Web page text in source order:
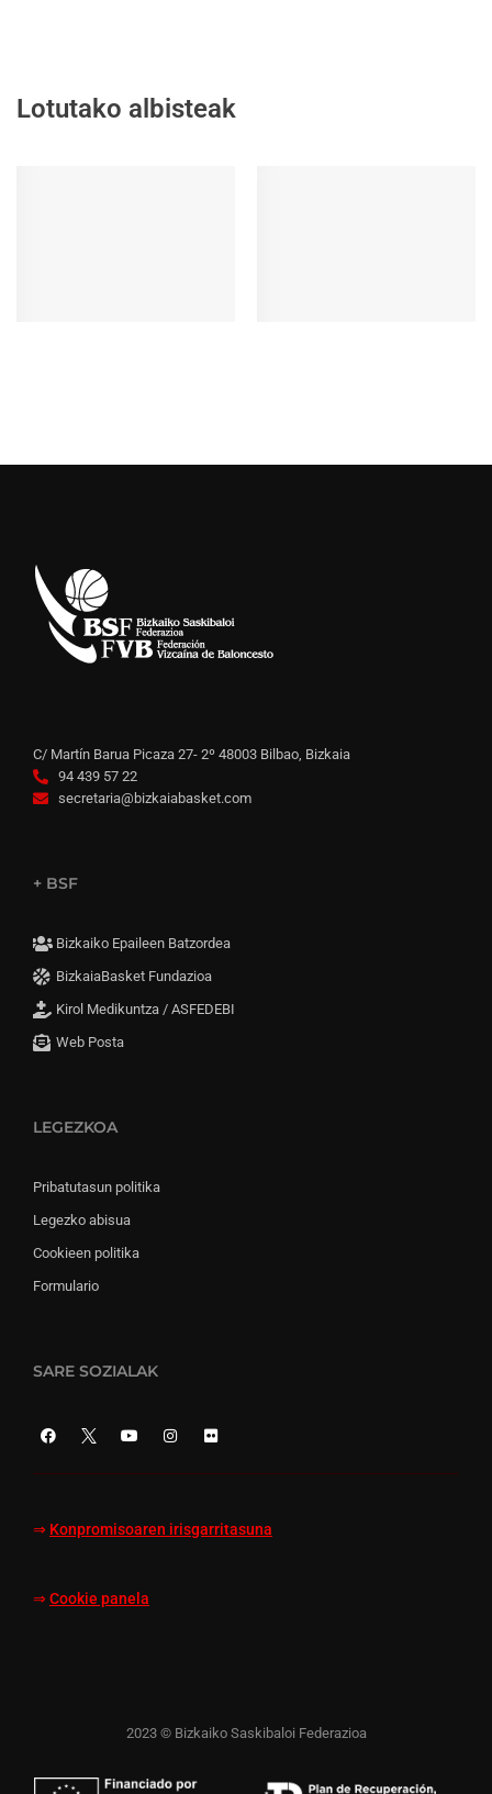
Lotutako albisteak
C/ Martín Barua Picaza 27- 2º 48003 Bilbao, Bizkaia
94 439 57 22
secretaria@bizkaiabasket.com
+ BSF
Bizkaiko Epaileen Batzordea
BizkaiaBasket Fundazioa
Kirol Medikuntza / ASFEDEBI
Web Posta
LEGEZKOA
Pribatutasun politika
Legezko abisua
Cookieen politika
Formulario
SARE SOZIALAK
⇒ Konpromisoaren irisgarritasuna
⇒ Cookie panela
2023 © Bizkaiko Saskibaloi Federazioa